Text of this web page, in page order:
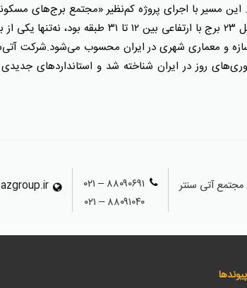
مسیر با اجرای پروژه کم‌نظیر «مجتمع برج‌های
سال‌های ۱۳۵۴ تا ۱۳۷۴) به اوج خود رسید. این پروژه که شامل ۲۳
و معماری شهری در ایران محسوب می‌شود.شرکت
روز در ایران شناخته شد و استانداردهای
آتی سنتر
۸۸۰۹۰۶۹۱ – ۰۲۱
۸۸۰۹۱۰۴۰ – ۰۲۱
پیوندها